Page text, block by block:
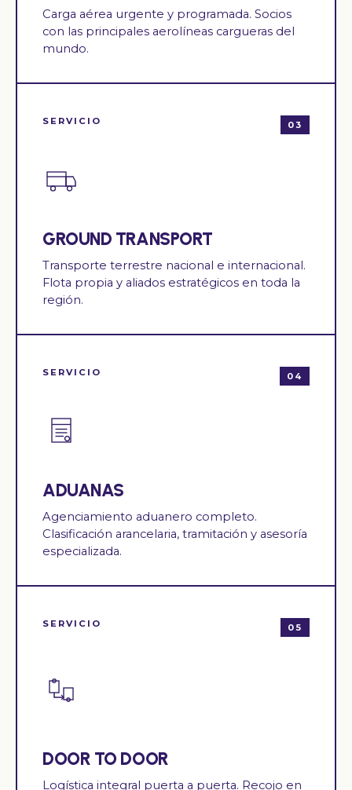
Carga aérea urgente y programada. Socios
con las principales aerolíneas cargueras del
mundo.
SERVICIO 03
GROUND TRANSPORT
Transporte terrestre nacional e internacional.
Flota propia y aliados estratégicos en toda la
región.
SERVICIO 04
ADUANAS
Agenciamiento aduanero completo.
Clasificación arancelaria, tramitación y asesoría
especializada.
SERVICIO 05
DOOR TO DOOR
Logística integral puerta a puerta. Recojo en